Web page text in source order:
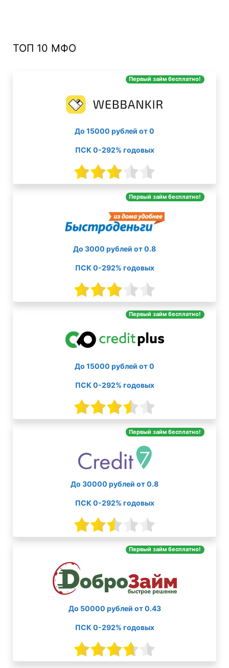
ТОП 10 МФО
Первый займ бесплатно!
До 15000 рублей от 0
ПСК 0-292% годовых
Первый займ бесплатно!
До 3000 рублей от 0.8
ПСК 0-292% годовых
Первый займ бесплатно!
До 15000 рублей от 0
ПСК 0-292% годовых
Первый займ бесплатно!
До 30000 рублей от 0.8
ПСК 0-292% годовых
Первый займ бесплатно!
До 50000 рублей от 0.43
ПСК 0-292% годовых